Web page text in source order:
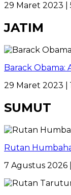
29 Maret 2023 |
JATIM
Barack Obama:
29 Maret 2023 |
SUMUT
Rutan
7 Agustus 2026